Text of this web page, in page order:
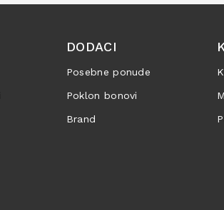
DODACI
Posebne ponude
Poklon bonovi
Brand